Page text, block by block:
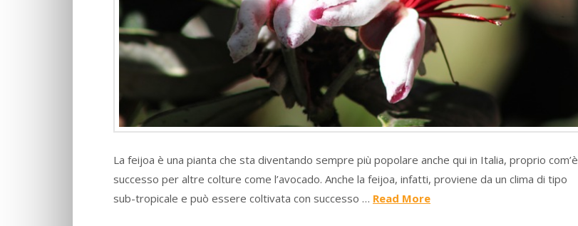
La feijoa è una pianta che sta diventando sempre più popolare anche qui in Italia, proprio com’è
successo per altre colture come l’avocado. Anche la feijoa, infatti, proviene da un clima di tipo
sub-tropicale e può essere coltivata con successo … Read More